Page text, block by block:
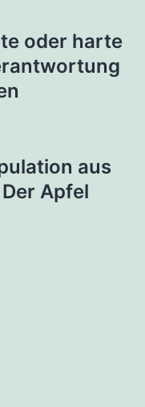
oder harte
aus
Apfel